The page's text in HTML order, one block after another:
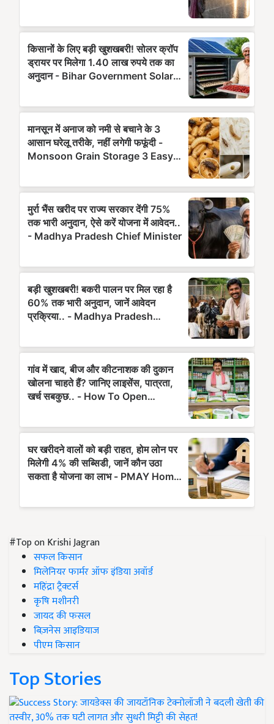
#Top on Krishi Jagran
सफल किसान
मिलेनियर फार्मर ऑफ इंडिया अवॉर्ड
महिंद्रा ट्रैक्टर्स
कृषि मशीनरी
जायद की फसल
बिज़नेस आइडियाज
पीएम किसान
Top Stories